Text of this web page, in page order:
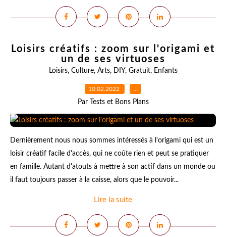
Loisirs créatifs : zoom sur l'origami et
un de ses virtuoses
Loisirs, Culture, Arts, DIY, Gratuit, Enfants
10.02.2022 …
Par Tests et Bons Plans
Dernièrement nous nous sommes intéressés à l'origami qui est un
loisir créatif facile d'accès, qui ne coûte rien et peut se pratiquer
en famille. Autant d'atouts à mettre à son actif dans un monde ou
il faut toujours passer à la caisse, alors que le pouvoir...
Lire la suite